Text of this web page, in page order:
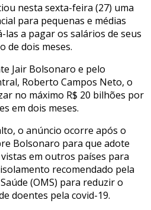
nesta sexta-feira (27) uma
para pequenas e médias
las a pagar os salários de seus
de dois meses.
Jair Bolsonaro e pelo
Roberto Campos Neto, o
no máximo R$ 20 bilhões por
em dois meses.
o anúncio ocorre após o
Bolsonaro para que adote
em outros países para
recomendado pela
(OMS) para reduzir o
doentes pela covid-19.